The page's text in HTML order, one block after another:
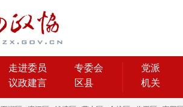
走进委员
专委会
议政建言 区县
党派
机关